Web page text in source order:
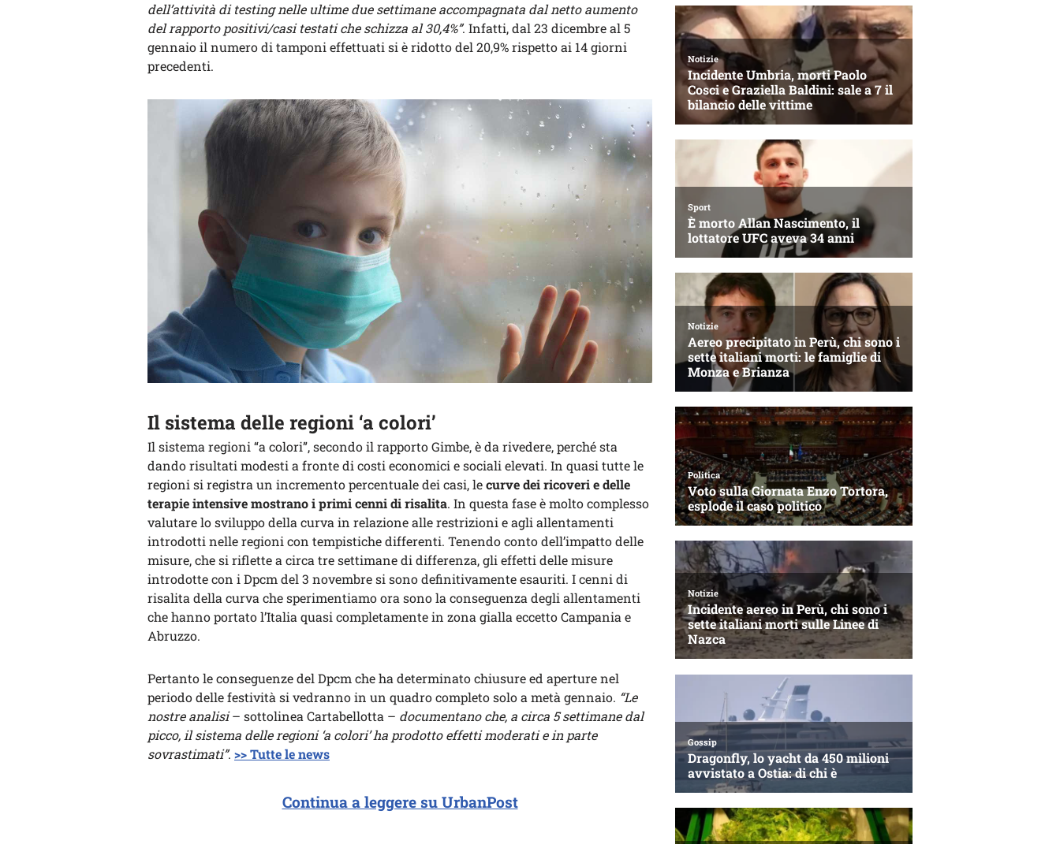
dell’attività di testing nelle ultime due settimane accompagnata dal netto aumento
del rapporto positivi/casi testati che schizza al 30,4%”. Infatti, dal 23 dicembre al 5
gennaio il numero di tamponi effettuati si è ridotto del 20,9% rispetto ai 14 giorni
precedenti.
Il sistema delle regioni ‘a colori’
Il sistema regioni “a colori”, secondo il rapporto Gimbe, è da rivedere, perché sta
dando risultati modesti a fronte di costi economici e sociali elevati. In quasi tutte le
regioni si registra un incremento percentuale dei casi, lecurve deiricoveri e delle
terapie intensive mostrano i primi cenni di risalita. In questa fase è molto complesso
valutare lo sviluppo della curva in relazione alle restrizioni e agli allentamenti
introdotti nelle regioni con tempistiche differenti. Tenendo conto dell’impatto delle
misure, che si riflette a circa tre settimane di differenza, gli effetti delle misure
introdotte con i Dpcm del 3 novembre si sono definitivamente esauriti. I cenni di
risalita della curva che sperimentiamo ora sono la conseguenza degli allentamenti
che hanno portato l’Italia quasi completamente in zona gialla eccetto Campania e
Abruzzo.
Pertanto le conseguenze del Dpcm che ha determinato chiusure ed aperture nel
periodo delle festività si vedranno in un quadro completo solo a metà gennaio. “Le
nostre analisi– sottolinea Cartabellotta – documentano che, a circa 5 settimane dal
picco, il sistema delle regioni ‘a colori’ ha prodotto effetti moderati e in parte
sovrastimati”. >> Tutte le news
Continua a leggere su UrbanPost